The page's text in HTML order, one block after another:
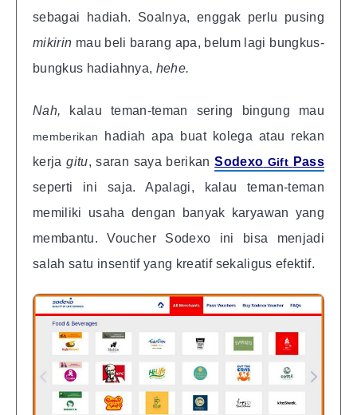
sebagai hadiah. Soalnya, enggak perlu pusing
mikirin mau beli barang apa, belum lagi bungkus-
bungkus hadiahnya, hehe.
Nah, kalau teman-teman sering bingung mau
memberikan
hadiah apa buat kolega atau rekan
kerjagitu, saran saya berikan Sodexo Gift Pass
seperti ini saja. Apalagi, kalau teman-teman
memiliki usaha dengan banyak karyawan yang
membantu. Voucher Sodexo ini bisa menjadi
salah satu insentif yang kreatif sekaligus efektif.